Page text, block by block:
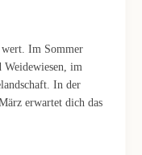
wert. Im Sommer
Weidewiesen, im
In der
erwartet dich das